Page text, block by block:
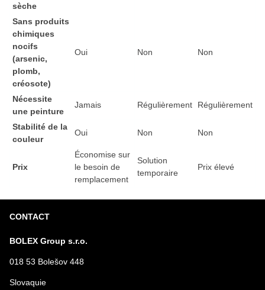
sèche
Sans produits
chimiques
nocifs
(arsenic,
plomb,
créosote)
Oui Non Non
Nécessite
une peinture
Jamais Régulièrement Régulièrement
Stabilité de la
couleur
Oui Non Non
Prix
Économise sur
le besoin de
remplacement
Solution
temporaire
Prix élevé
CONTACT
BOLEX Group s.r.o.
018 53 Bolešov 448
Slovaquie